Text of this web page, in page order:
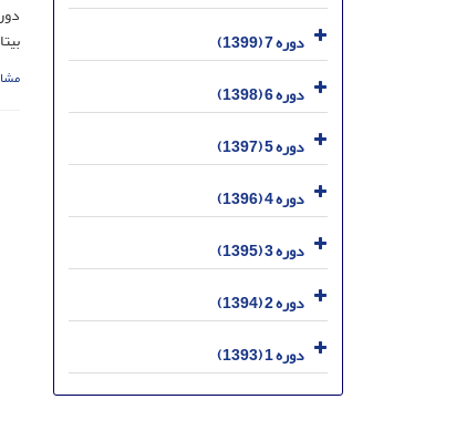
دوره 2، شماره 1،
دوره 7 (1399)
دوره 6 (1398)
دوره 5 (1397)
دوره 4 (1396)
دوره 3 (1395)
دوره 2 (1394)
دوره 1 (1393)